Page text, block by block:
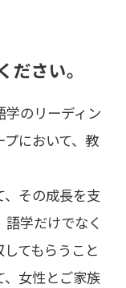
さい。
のリーディン
において、教
その成長を支
学だけでなく
てもらうこと
女性とご家族